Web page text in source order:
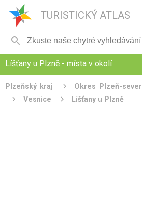
TURISTICKÝ ATLAS

Líšťany u Plzně - místa v okolí
Plzeňský kraj Okres Plzeň-sever
Vesnice
Líšťany u Plzně